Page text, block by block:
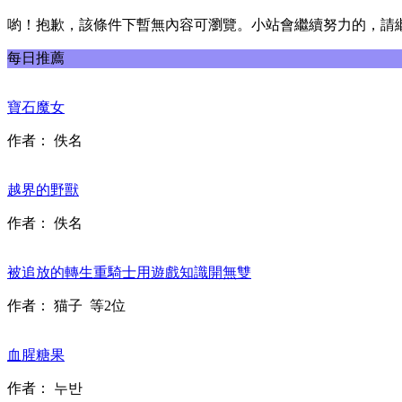
喲！抱歉，該條件下暫無內容可瀏覽。小站會繼續努力的，請
每日推薦
寶石魔女
作者： 佚名
越界的野獸
作者： 佚名
被追放的轉生重騎士用遊戲知識開無雙
作者： 猫子 等2位
血腥糖果
作者： 누반